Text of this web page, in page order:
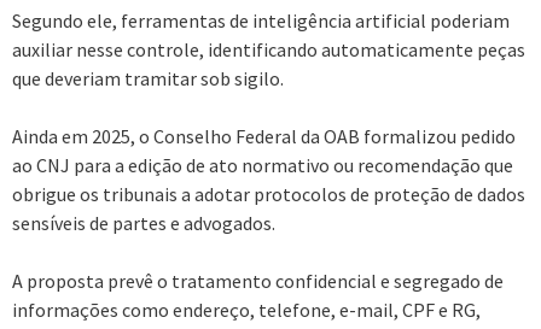
Segundo ele, ferramentas de inteligência artificial poderiam
auxiliar nesse controle, identificando automaticamente peças
que deveriam tramitar sob sigilo.
Ainda em 2025, o Conselho Federal da OAB formalizou pedido
ao CNJ para a edição de ato normativo ou recomendação que
obrigue os tribunais a adotar protocolos de proteção de dados
sensíveis de partes e advogados.
A proposta prevê o tratamento confidencial e segregado de
informações como endereço, telefone, e-mail, CPF e RG,